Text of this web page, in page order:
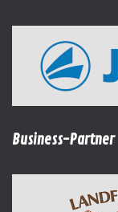
Business-Partner